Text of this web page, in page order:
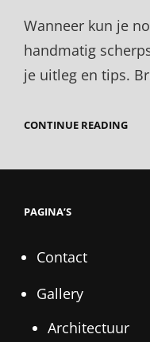
Wanneer kun je
handmatig
je uitleg en tips.
CONTINUE READING
PAGINA’S
Contact
Gallery
Architectuur